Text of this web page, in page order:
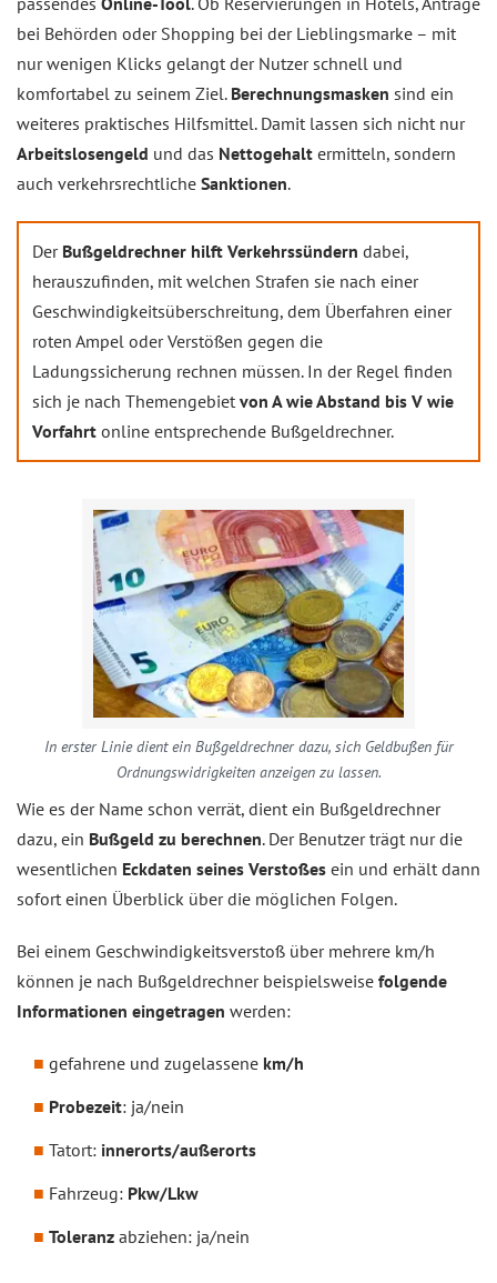
bei Behörden oder Shopping bei der Lieblingsmarke – mit
nur wenigen Klicks gelangt der Nutzer schnell und
komfortabel zu seinem Ziel. Berechnungsmasken sind ein
weiteres praktisches Hilfsmittel. Damit lassen sich nicht nur
Arbeitslosengeld und das Nettogehalt ermitteln, sondern
auch verkehrsrechtliche Sanktionen.
Der Bußgeldrechner hilft Verkehrssündern dabei,
herauszufinden, mit welchen Strafen sie nach einer
Geschwindigkeitsüberschreitung, dem Überfahren einer
roten Ampel oder Verstößen gegen die
Ladungssicherung rechnen müssen. In der Regel finden
sich je nach Themengebiet von A wie Abstand bis V wie
Vorfahrt online entsprechende Bußgeldrechner.
In erster Linie dient ein Bußgeldrechner dazu, sich Geldbußen für
Ordnungswidrigkeiten anzeigen zu lassen.
Wie es der Name schon verrät, dient ein Bußgeldrechner
dazu, ein Bußgeld zu berechnen. Der Benutzer trägt nur die
wesentlichen Eckdaten seines Verstoßes ein und erhält dann
sofort einen Überblick über die möglichen Folgen.
Bei einem Geschwindigkeitsverstoß über mehrere km/h
können je nach Bußgeldrechner beispielsweise folgende
Informationen eingetragen werden:
gefahrene und zugelassene km/h
Probezeit: ja/nein
Tatort: innerorts/außerorts
Fahrzeug: Pkw/Lkw
Toleranz abziehen: ja/nein